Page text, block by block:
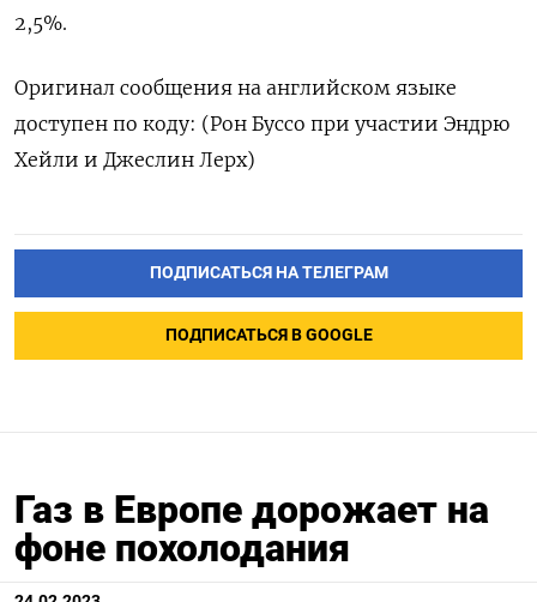
2,5%.
Оригинал сообщения на английском языке
доступен по коду: (Рон Буссо при участии Эндрю
Хейли и Джеслин Лерх)
ПОДПИСАТЬСЯ НА ТЕЛЕГРАМ
ПОДПИСАТЬСЯ В GOOGLE
Газ в Европе дорожает на
фоне похолодания